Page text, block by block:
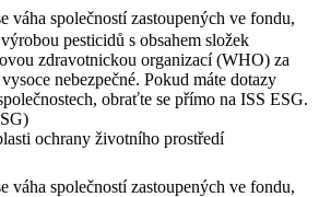
váha společností zastoupených ve fondu,
pesticidů s obsahem složek
zdravotnickou organizací (WHO) za
nebezpečné. Pokud máte dotazy
obraťte se přímo na ISS ESG.
ochrany životního prostředí
váha společností zastoupených ve fondu,